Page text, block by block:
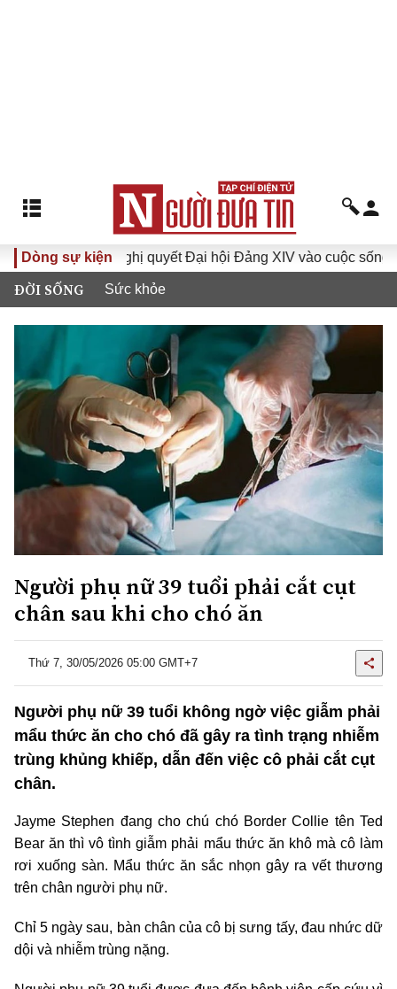
Dòng sự kiện
Đưa Nghị quyết Đại hội Đảng XIV vào cuộc sống
ĐỜI SỐNG Sức khỏe
Người phụ nữ 39 tuổi phải cắt cụt
chân sau khi cho chó ăn
Thứ 7, 30/05/2026 05:00 GMT+7
Người phụ nữ 39 tuổi không ngờ việc giẫm phải
mẩu thức ăn cho chó đã gây ra tình trạng nhiễm
trùng khủng khiếp, dẫn đến việc cô phải cắt cụt
chân.
Jayme Stephen đang cho chú chó Border Collie tên Ted
Bear ăn thì vô tình giẫm phải mẩu thức ăn khô mà cô làm
rơi xuống sàn. Mẩu thức ăn sắc nhọn gây ra vết thương
trên chân người phụ nữ.
Chỉ 5 ngày sau, bàn chân của cô bị sưng tấy, đau nhức dữ
dội và nhiễm trùng nặng.